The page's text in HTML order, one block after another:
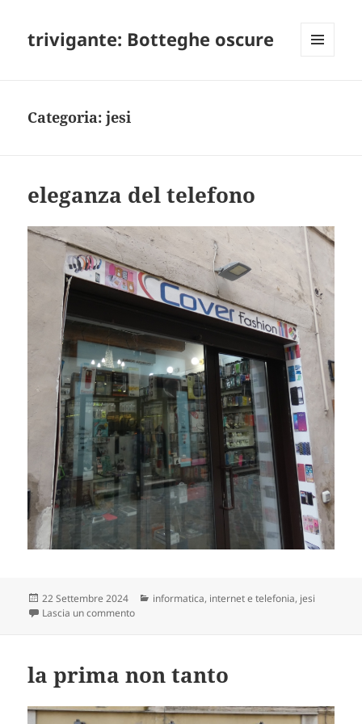
trivigante: Botteghe oscure
Categoria:jesi
eleganza del telefono
Scritto
il
22 Settembre 2024 Categorie
informatica, internet e telefonia, jesi
Lascia un commentosu eleganza del telefono
la prima non tanto